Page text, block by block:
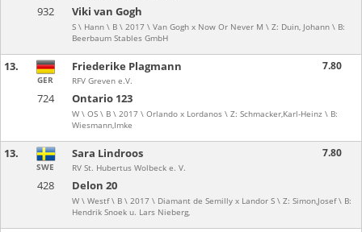
932 Viki van Gogh
S \ Hann \ B \ 2017 \ Van Gogh x Now Or Never M \ Z: Duin, Johann \ B:
Beerbaum Stables GmbH
13.
724 Ontario 123
W \ OS \ B \ 2017 \ Orlando x Lordanos \ Z: Schmacker,Karl-Heinz \ B:
Wiesmann,Imke
GER
Friederike Plagmann
RFV Greven e.V.
7.80
13.
428 Delon 20
W \ Westf \ B \ 2017 \ Diamant de Semilly x Landor S \ Z: Simon,Josef \ B:
Hendrik Snoek u. Lars Nieberg,
SWE
Sara Lindroos
RV St. Hubertus Wolbeck e. V.
7.80